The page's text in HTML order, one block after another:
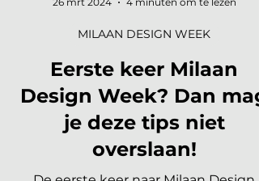
26 mrt 2024
4 minuten om te lezen
MILAAN DESIGN WEEK
Eerste keer Milaan